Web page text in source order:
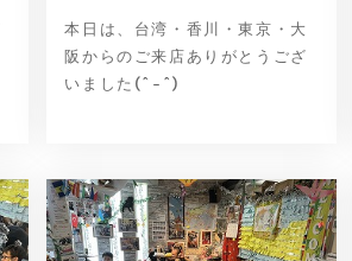
本日は、台湾・香川・東京・大
阪からのご来店ありがとうござ
いました(^-^)